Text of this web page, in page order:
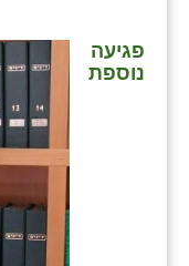
פגיעה
נוספת